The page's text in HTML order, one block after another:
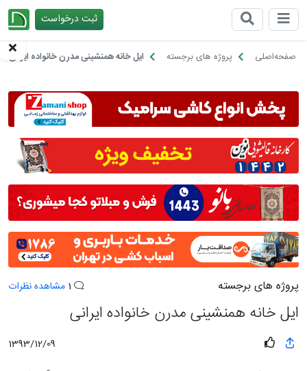
ثبت درخواست
صفحه‌اصلی پروژه های برجسته ایل خانه همنشینی مدرن خانواده ایرانی
پروژه های برجسته مشاهده نظرات
ایل خانه همنشینی مدرن خانواده ایرانی
1393/12/09